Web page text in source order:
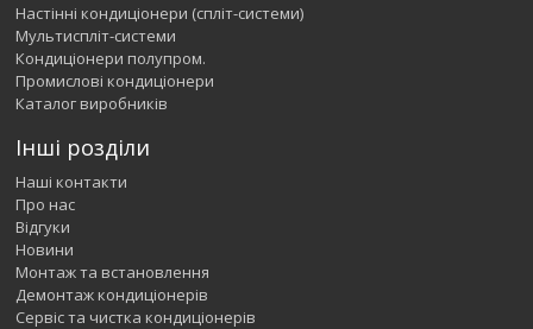
Настінні кондиціонери (спліт-системи)
Мультиспліт-системи
Кондиціонери полупром.
Промислові кондиціонери
Каталог виробників
Інші розділи
Наші контакти
Про нас
Відгуки
Новини
Монтаж та встановлення
Демонтаж кондиціонерів
Сервіс та чистка кондиціонерів